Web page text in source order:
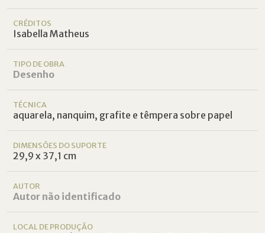
CRÉDITOS
Isabella Matheus
TIPO DE OBRA
Desenho
TÉCNICA
aquarela, nanquim, grafite e têmpera sobre papel
DIMENSÕES DO SUPORTE
29,9 x 37,1 cm
AUTOR
Autor não identificado
LOCAL DE PRODUÇÃO